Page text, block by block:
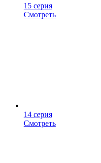
15 серия
Смотреть
14 серия
Смотреть